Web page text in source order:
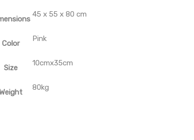
45 x 55 x 80 cm
Color
Pink
Size
10cmx35cm
80kg